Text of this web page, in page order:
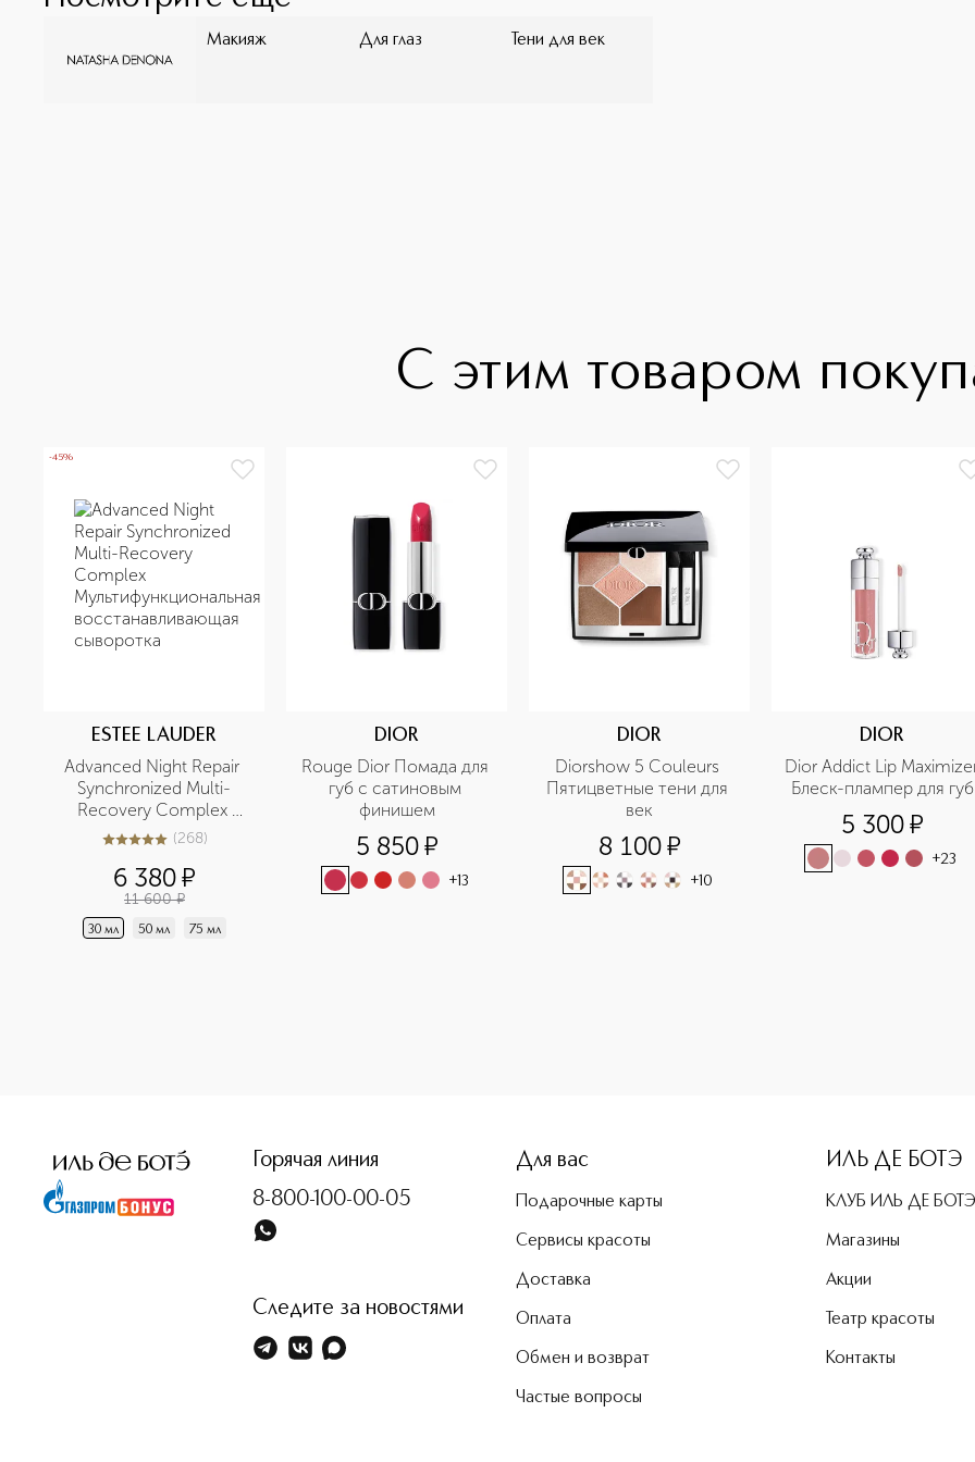
Макияж Для глаз Тени для век
С этим товаром
-45%
ESTEE LAUDER
Advanced Night Repair
Synchronized Multi-
Recovery Complex
Мультифункциональная
сыворотка
5из 5268 (268)
6 380¤
11 600 ¤
30 мл 50 мл 75 мл
DIOR
Rouge Dior Помада для
губ с сатиновым
финишем
5 850¤
+13
DIOR
Diorshow 5 Couleurs
Пятицветные тени для
век
8 100¤
+10
DIOR
Dior Addict Lip
Блеск-плампер для губ
5 300¤
+23
Горячая линия
8-800-100-00-05
Следите за новостями
Для вас
Подарочные карты
Сервисы красоты
Доставка
Оплата
Обмен и возврат
Частые вопросы
ИЛЬ ДЕ БОТЭ
КЛУБ ИЛЬ ДЕ БОТЭ
Магазины
Акции
Театр красоты
Контакты